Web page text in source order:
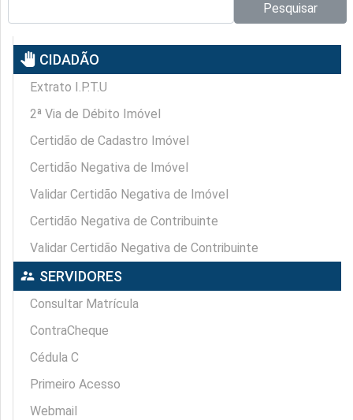
Pesquisar
pan_tool CIDADÃO
Extrato I.P.T.U
2ª Via de Débito Imóvel
Certidão de Cadastro Imóvel
Certidão Negativa de Imóvel
Validar Certidão Negativa de Imóvel
Certidão Negativa de Contribuinte
Validar Certidão Negativa de Contribuinte
supervisor_account SERVIDORES
Consultar Matrícula
ContraCheque
Cédula C
Primeiro Acesso
Webmail